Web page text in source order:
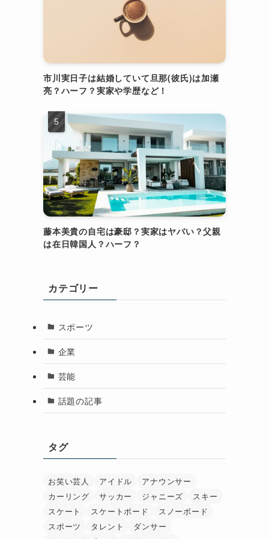
市川実日子は結婚していて旦那(彼氏)は加瀬
亮？ハーフ？実家や学歴など！
藤本美貴の自宅は豪邸？実家はヤバい？父親
は在日韓国人？ハーフ？
カテゴリー
スポーツ
企業
芸能
話題の記事
タグ
お笑い芸人 アイドル
アナウンサー
カーリング
サッカー ジャニーズ
スキー
スケート
スケートボード
スノーボード
スポーツ
タレント
ダンサー